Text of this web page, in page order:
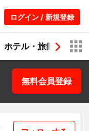
ログイン / 新規登録
ホテル・旅館 シ
無料会員登録